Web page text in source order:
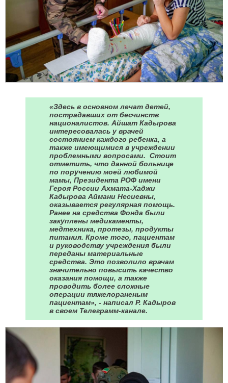
«Здесь в основном лечат детей,
пострадавших от бесчинств
националистов. Айшат Кадырова
интересовалась у врачей
состоянием каждого ребенка, а
также имеющимися в учреждении
проблемными вопросами. Стоит
отметить, что данной больнице
по поручению моей любимой
мамы, Президента РОФ имени
Героя России Ахмата-Хаджи
Кадырова Аймани Несиевны,
оказывается регулярная помощь.
Ранее на средства Фонда были
закуплены медикаменты,
медтехника, протезы, продукты
питания. Кроме того, пациентам
и руководству учреждения были
переданы материальные
средства. Это позволило врачам
значительно повысить качество
оказания помощи, а также
проводить более сложные
операции тяжелораненым
пациентам», - написал Р. Кадыров
в своем Телеграмм-канале.